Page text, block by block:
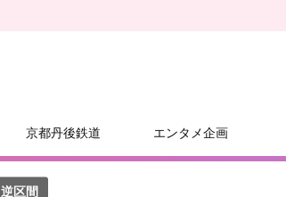
京都丹後鉄道 エンタメ企画
逆区間